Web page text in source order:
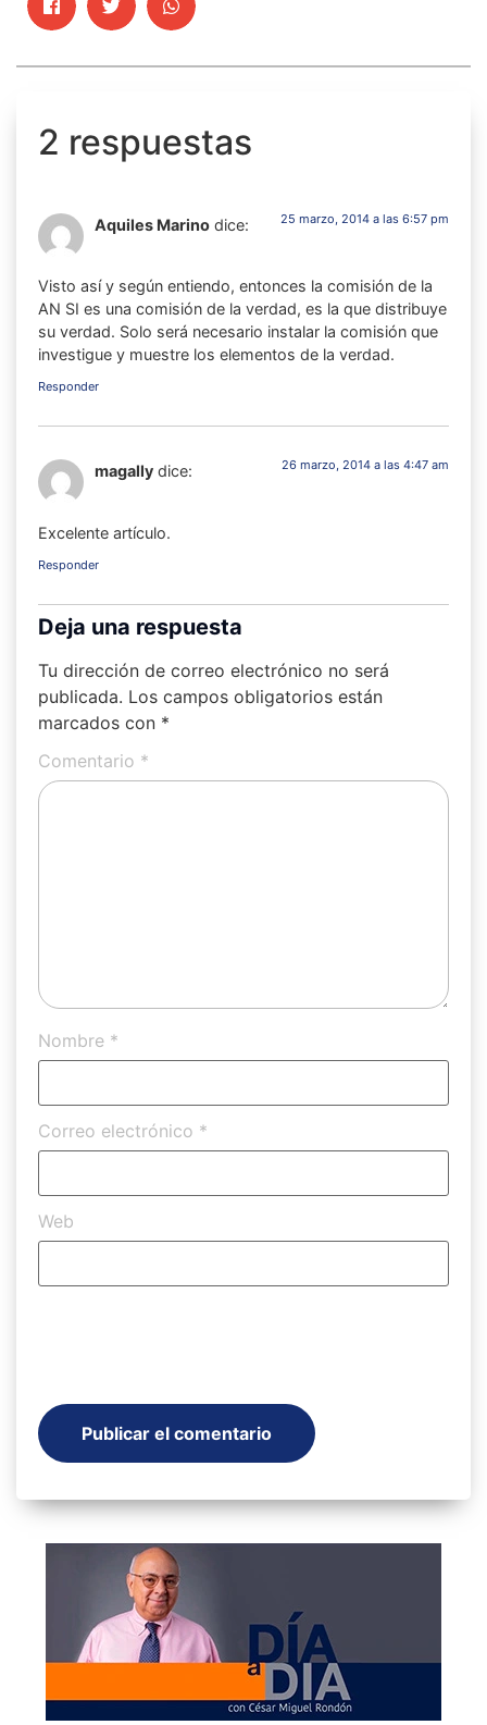
2 respuestas
Aquiles Marino dice: 25 marzo, 2014 a las 6:57 pm
Visto así y según entiendo, entonces la comisión de la
AN SI es una comisión de la verdad, es la que distribuye
su verdad. Solo será necesario instalar la comisión que
investigue y muestre los elementos de la verdad.
Responder
magally dice: 26 marzo, 2014 a las 4:47 am
Excelente artículo.
Responder
Deja una respuesta
Tu dirección de correo electrónico no será
publicada. Los campos obligatorios están
marcados con *
Comentario *
Nombre *
Correo electrónico *
Web